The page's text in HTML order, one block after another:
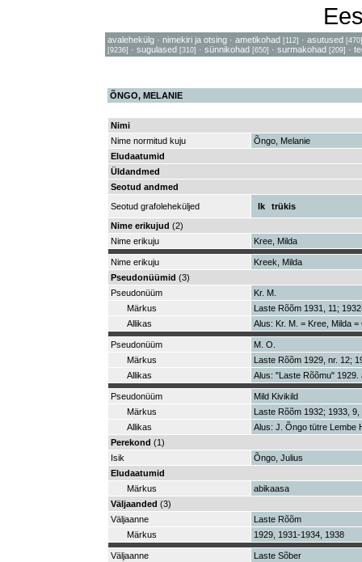
avalehekülg · nimekiri ja otsing · ametikohad [112] · asutused [470]
[9236] · sugulased [310] · sünnikohad [650] · surmakohad [209] ·
ÕNGO, MELANIE
Nimi
Nime normitud kuju
Õngo, Melanie
Eludaatumid
Üldandmed
Seotud andmed
Seotud grafoleheküljed
lk
trükis
Nime erikujud (2)
Nime erikuju
Kree, Milda
Nime erikuju
Kreek, Milda
Pseudonüümid (3)
Pseudonüüm
Kr. M.
Märkus
Laste Rõõm 1931, 11;
Allikas
Alus: Kr. M. = Kree, Milda =
Pseudonüüm
M. O.
Märkus
Laste Rõõm 1929, nr. 12;
Allikas
Alus: "Laste Rõõmu"
Pseudonüüm
Mild Kivikild
Märkus
Laste Rõõm 1932; 1933,
Allikas
Alus: J. Õngo tütre Lembe
Perekond (1)
Isik
Õngo, Julius
Eludaatumid
Märkus
abikaasa
Väljaanded (3)
Väljaanne
Laste Rõõm
Märkus
1929, 1931-1934, 1938
Väljaanne
Laste Sõber